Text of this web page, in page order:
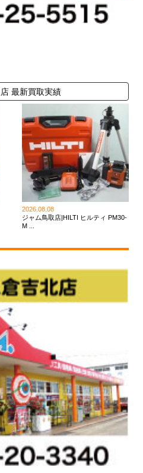
最新買取実績
2026.08.08
ジャム鳥取店|HILTI ヒルティ PM30-
M ...